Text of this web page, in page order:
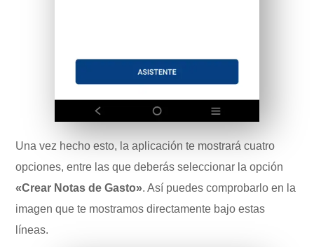
Una vez hecho esto, la aplicación te mostrará cuatro
opciones, entre las que deberás seleccionar la opción
«Crear Notas de Gasto». Así puedes comprobarlo en la
imagen que te mostramos directamente bajo estas
líneas.